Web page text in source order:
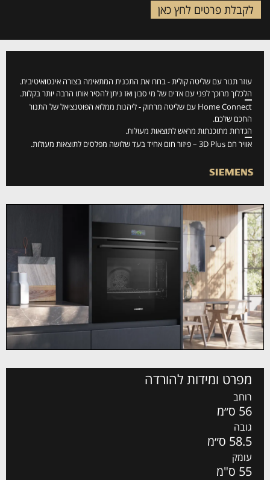
לקבלת פרטים לחץ כאן
עוזר תנור עם שליטה קולית - בחרו את התכנית המתאימה בצורה אינטואיטיבית.
הלכלוך מרוכך לפני עם אדים של מי סבון ואז ניתן להסיר אותו הרבה יותר בקלות.
Home Connect עם שליטה מרחוק - ליהנות ממלוא הפוטנציאל של התנור
החכם שלכם.
הגדרות מתוכנתות מראש לתוצאות מעולות.
אוויר חם 3D Plus – פיזור חום אחיד בעד שלושה מפלסים לתוצאות מעולות.
מפרט ומידות להורדה
רוחב
56 ס״מ
גובה
58.5 ס״מ
עומק
55 ס"מ